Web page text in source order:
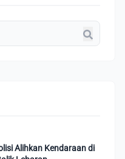
Alihkan Kendaraan di